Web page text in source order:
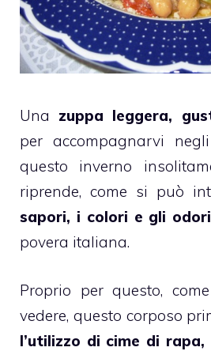
Una zuppa leggera,
per accompagnarvi
questo inverno
riprende, come si può
sapori, i colori e gli
povera italiana.
Proprio per questo,
vedere, questo corposo
l’utilizzo di cime di